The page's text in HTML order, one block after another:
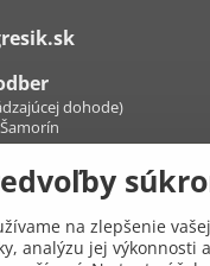
dohode)
k nám aj na
na zlepšenie
analýzu jej výkonnosti